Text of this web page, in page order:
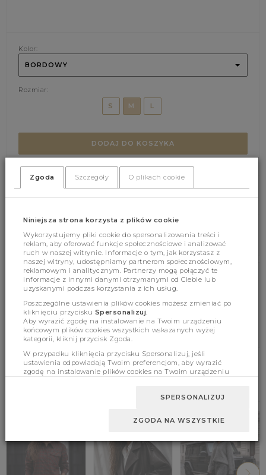
Kolor:
BORDOWY
Rozmiar:
S
M L
DODAJ DO KOSZYKA
Cechy produktu
Wymiary
Zgoda Szczegóły O plikach cookie
Niniejsza strona korzysta z plików cookie
Wykorzystujemy pliki cookie do spersonalizowania treści i
reklam, aby oferować funkcje społecznościowe i analizować
ruch w naszej witrynie. Informacje o tym, jak korzystasz z
naszej witryny, udostępniamy partnerom społecznościowym,
reklamowym i analitycznym. Partnerzy mogą połączyć te
informacje z innymi danymi otrzymanymi od Ciebie lub
uzyskanymi podczas korzystania z ich usług.
Poszczególne ustawienia plików cookies możesz zmieniać po
kliknięciu przycisku Spersonalizuj
Aby wyrazić zgodę na instalowanie na Twoim urządzeniu
końcowym plików cookies wszystkich wskazanych wyżej
kategorii, kliknij przycisk Zgoda.
W przypadku kliknięcia przycisku Spersonalizuj, jeśli
ustawienia odpowiadają Twoim preferencjom, aby wyrazić
zgodę na instalowanie plików cookies na Twoim urządzeniu
SPERSONALIZUJ
ZGODA NA WSZYSTKIE